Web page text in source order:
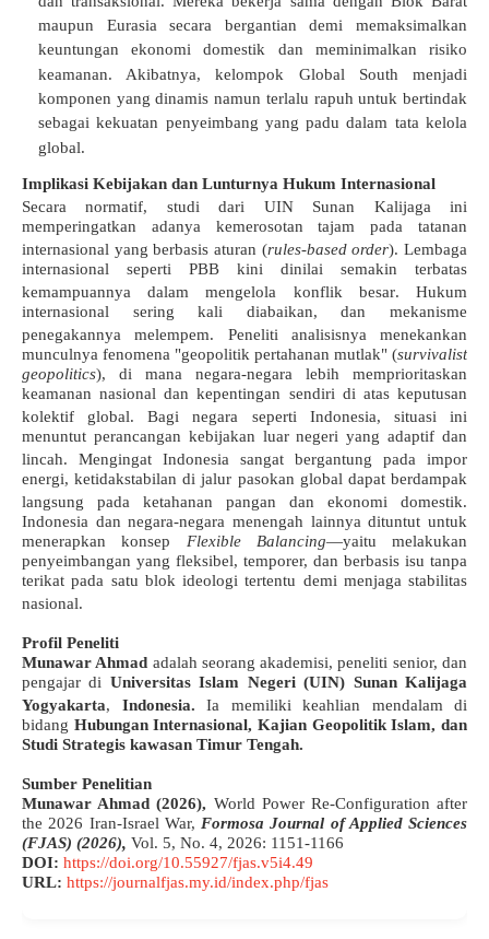
maupun Eurasia secara bergantian demi memaksimalkan
keuntungan ekonomi domestik dan meminimalkan risiko
keamanan.Akibatnya, kelompok Global South menjadi
komponen yang dinamis namun terlalu rapuh untuk bertindak
sebagai kekuatan penyeimbang yang padu dalam tata kelola
global.
Implikasi Kebijakan dan Lunturnya Hukum Internasional
Secara normatif, studi dari UIN Sunan Kalijaga ini
memperingatkan adanya kemerosotan tajam pada tatanan
internasional yang berbasis aturan (rules-based order).Lembaga
internasional seperti PBB kini dinilai semakin terbatas
kemampuannya dalam mengelola konflik besar.Hukum
internasional sering kali diabaikan, dan mekanisme
penegakannya melempem. Peneliti analisisnya menekankan
munculnya fenomena "geopolitik pertahanan mutlak" (survivalist
geopolitics), di mana negara-negara lebih memprioritaskan
keamanan nasional dan kepentingan sendiri di atas keputusan
kolektif global.Bagi negara seperti Indonesia, situasi ini
menuntut perancangan kebijakan luar negeri yang adaptif dan
lincah. Mengingat Indonesia sangat bergantung pada impor
energi, ketidakstabilan di jalur pasokan global dapat berdampak
langsung pada ketahanan pangan dan ekonomi domestik.
Indonesia dan negara-negara menengah lainnya dituntut untuk
menerapkan konsep Flexible Balancing—yaitu melakukan
penyeimbangan yang fleksibel, temporer, dan berbasis isu tanpa
terikat pada satu blok ideologi tertentu demi menjaga stabilitas
nasional.
Profil Peneliti
Munawar Ahmad adalah seorang akademisi, peneliti senior, dan
pengajar di Universitas Islam Negeri (UIN) Sunan Kalijaga
Yogyakarta, Indonesia. Ia memiliki keahlian mendalam di
bidang Hubungan Internasional, Kajian Geopolitik Islam, dan
Studi Strategis kawasan Timur Tengah.
Sumber Penelitian
Munawar Ahmad (2026), World Power Re-Configuration after
the 2026 Iran-Israel War, Formosa Journal of Applied Sciences
(FJAS) (2026), Vol. 5, No. 4, 2026: 1151-1166
DOI: https://doi.org/10.55927/fjas.v5i4.49
URL: https://journalfjas.my.id/index.php/fjas